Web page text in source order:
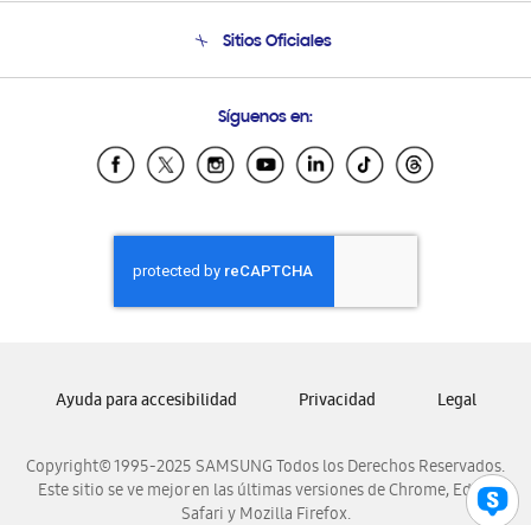
Soporte vía eMail
Sitios Oficiales
Samsung Ecuador
Samsung El Salvador
Samsung Honduras
Samsung Nicaragua
Samsung Panamá
Samsung Venezuela
Síguenos en:
Copyright© 1995-2025 SAMSUNG Todos los Derechos Reservados.
Este sitio se ve mejor en las últimas versiones de Chrome, Edge,
Safari y Mozilla Firefox.
Ayuda para accesibilidad Privacidad Legal